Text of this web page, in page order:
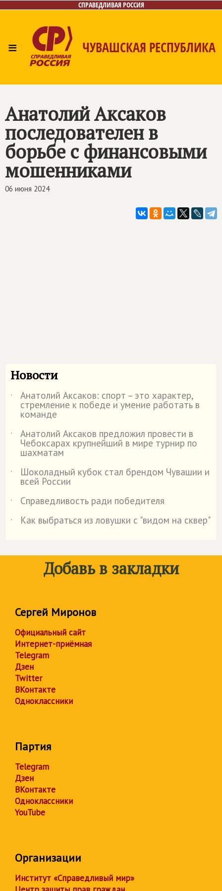
СПРАВЕДЛИВАЯ РОССИЯ
≡ ЧУВАШСКАЯ РЕСПУБЛИКА
Контакты
Анатолий Аксаков
последователен в
борьбе с финансовыми
мошенниками
06 июня 2024
Новости
˙ Анатолий Аксаков: спорт – это характер,
стремление к победе и умение работать в
команде
˙
Анатолий Аксаков предложил провести в
Чебоксарах крупнейший в мире турнир по
шахматам
˙
Шоколадный кубок стал брендом Чувашии и
всей России
˙
Справедливость ради победителя
˙
Как выбраться из ловушки с "видом на сквер"
Добавь в закладки
Сергей Миронов
Официальный сайт
Интернет-приёмная
Telegram
Дзен
Twitter
ВКонтакте
Одноклассники
Партия
Telegram
Дзен
ВКонтакте
Одноклассники
YouTube
Организации
Институт «Справедливый мир»